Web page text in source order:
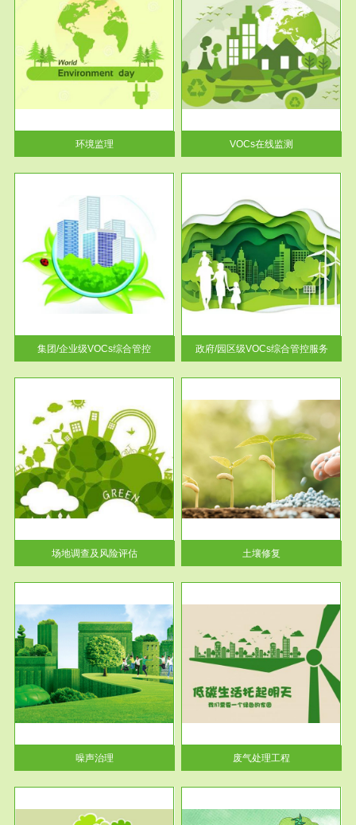
环境监理
服务范围
VOCs在线监测
根据《重点区域大气污染防
治“十二五”规划》有机废气净化
率达...
VOCs在线监测
集团/企业级VOCs综合管控
服务范围
政府/园区级VOCs综合管控服务
根据《石化行业挥发性有机物综
合整治方案》文件要求，到2017
年，全...
政府/园区级VOCs综合管控服务
场地调查及风险评估
服务范围
土壤修复
土壤修复
噪声治理
服务范围
废气处理工程
废气处理工程